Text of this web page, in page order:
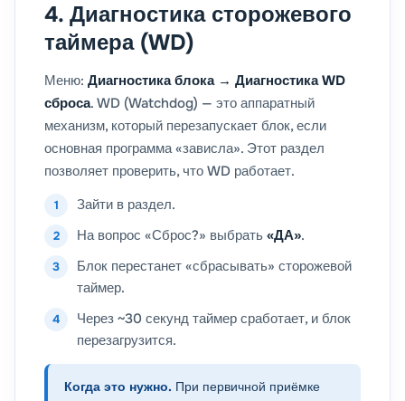
4. Диагностика сторожевого
таймера (WD)
Меню: Диагностика блока → Диагностика WD
сброса. WD (Watchdog) — это аппаратный
механизм, который перезапускает блок, если
основная программа «зависла». Этот раздел
позволяет проверить, что WD работает.
Зайти в раздел.
На вопрос «Сброс?» выбрать «ДА».
Блок перестанет «сбрасывать» сторожевой
таймер.
Через ~30 секунд таймер сработает, и блок
перезагрузится.
Когда это нужно. При первичной приёмке